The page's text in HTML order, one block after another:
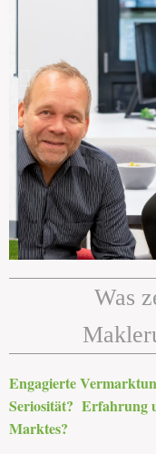
Was
Engagierte
Seriosität? Erfahrung
Marktes?